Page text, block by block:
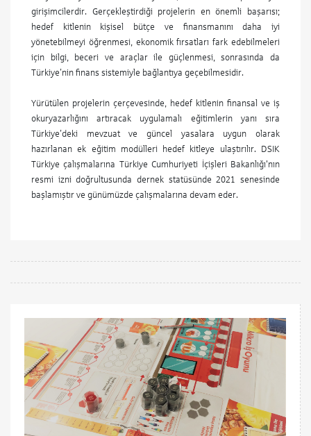
girişimcilerdir. Gerçekleştirdiği projelerin en önemli başarısı;
hedef kitlenin kişisel bütçe ve finansmanını daha iyi
yönetebilmeyi öğrenmesi, ekonomik fırsatları fark edebilmeleri
için bilgi, beceri ve araçlar ile güçlenmesi, sonrasında da
Türkiye’nin finans sistemiyle bağlantıya geçebilmesidir.
Yürütülen projelerin çerçevesinde, hedef kitlenin finansal ve iş
okuryazarlığını artıracak uygulamalı eğitimlerin yanı sıra
Türkiye’deki mevzuat ve güncel yasalara uygun olarak
hazırlanan ek eğitim modülleri hedef kitleye ulaştırılır. DSIK
Türkiye çalışmalarına Türkiye Cumhuriyeti İçişleri Bakanlığı'nın
resmi izni doğrultusunda dernek statüsünde 2021 senesinde
başlamıştır ve günümüzde çalışmalarına devam eder.